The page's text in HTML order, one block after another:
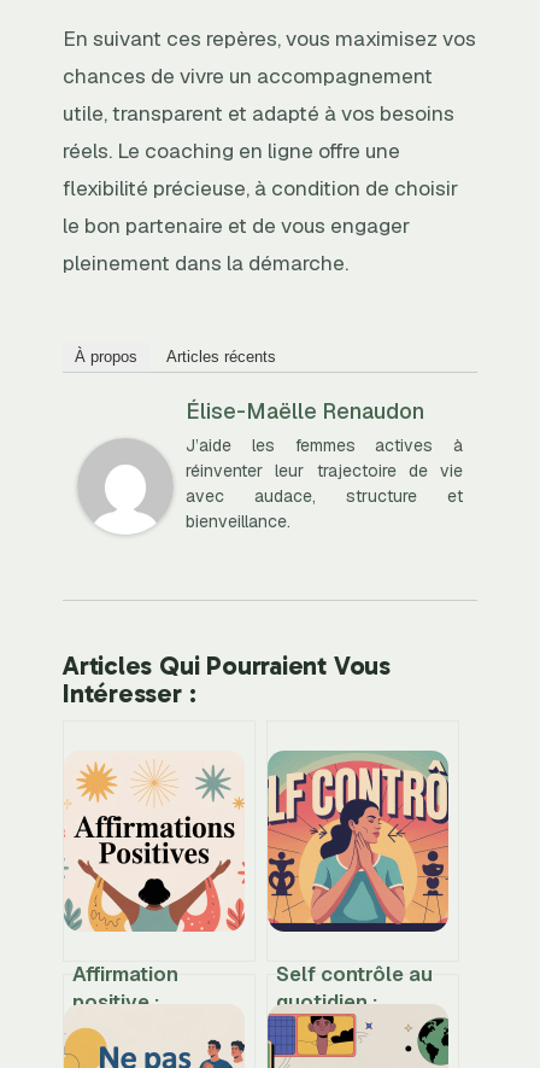
En suivant ces repères, vous maximisez vos
chances de vivre un accompagnement
utile, transparent et adapté à vos besoins
réels. Le coaching en ligne offre une
flexibilité précieuse, à condition de choisir
le bon partenaire et de vous engager
pleinement dans la démarche.
À propos Articles récents
Élise-Maëlle Renaudon
J’aide les femmes actives à
réinventer leur trajectoire de vie
avec audace, structure et
bienveillance.
Articles Qui Pourraient Vous
Intéresser :
Affirmation
positive :
comment utiliser
positivia.fr pour
Self contrôle au
quotidien :
méthodes simples
pour reprendre les